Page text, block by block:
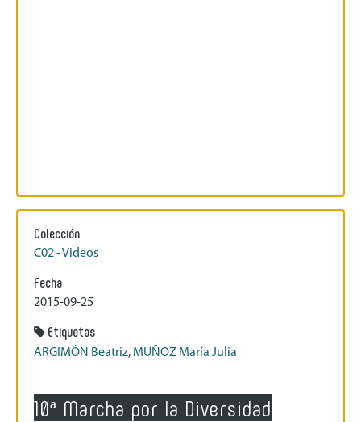
Colección
C02 - Videos
Fecha
2015-09-25
Etiquetas
ARGIMÓN Beatriz, MUÑOZ María Julia
10ª Marcha por la Diversidad